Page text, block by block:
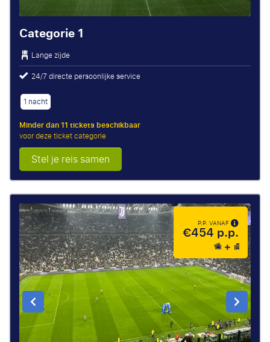
Categorie 1
Lange zijde
24/7 directe persoonlijke service
1 nacht
Minder dan 11 tickets beschikbaar
voor deze ticket categorie
Stel je reis samen
P.P. VANAF
€454 p.p.